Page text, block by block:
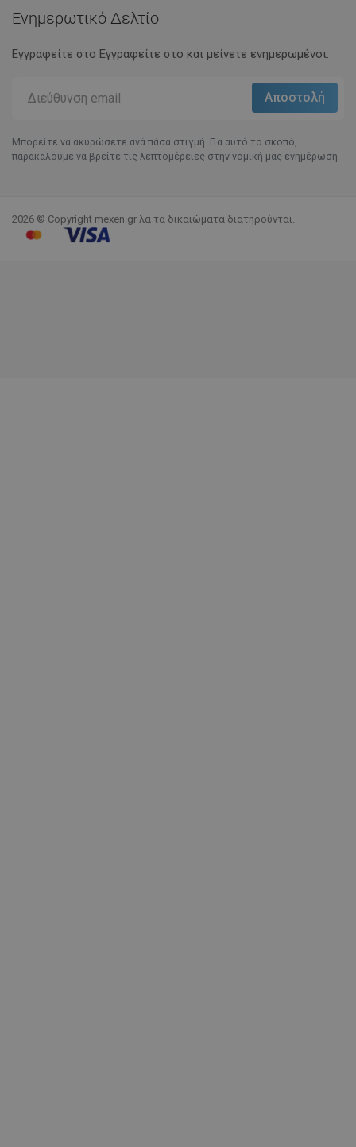
Ενημερωτικό Δελτίο
Εγγραφείτε στο Eγγραφείτε στο και μείνετε ενημερωμένοι.
Μπορείτε να ακυρώσετε ανά πάσα στιγμή. Για αυτό το σκοπό,
παρακαλούμε να βρείτε τις λεπτομέρειες στην νομική μας ενημέρωση.
2026 © Copyright mexen.gr λα τα δικαιώματα διατηρούνται.